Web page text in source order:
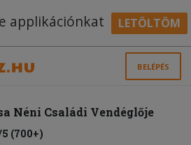
applikációnkat LETÖLTÖM
BELÉPÉS
Néni Családi Vendéglője
(700+)